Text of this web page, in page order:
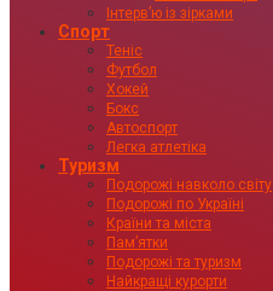
Інтервʼю із зірками
Спорт
Теніс
Футбол
Хокей
Бокс
Автоспорт
Легка атлетіка
Туризм
Подорожі навколо світу
Подорожі по Україні
Країни та міста
Пам’ятки
Подорожі та туризм
Найкращі курорти